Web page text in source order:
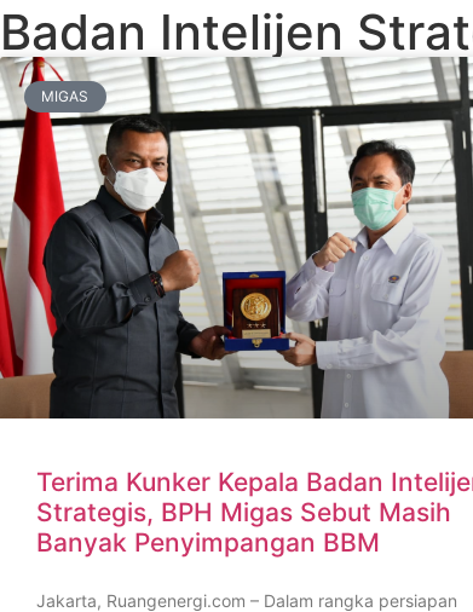
Badan Intelijen
MIGAS
Terima Kunker Kepala Badan
Strategis, BPH Migas Sebut Masih
Banyak Penyimpangan BBM
Jakarta, Ruangenergi.com – Dalam rangka persiapan